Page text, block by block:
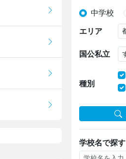
中学校
エリア
国公私立
種別
学校名で探す